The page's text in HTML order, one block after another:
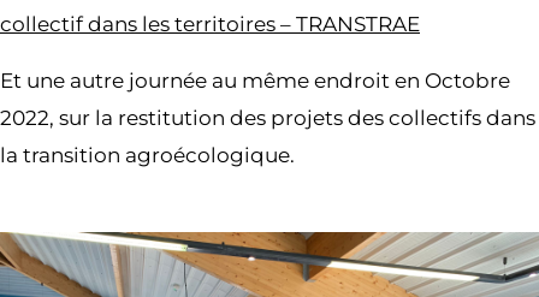
collectif dans les territoires – TRANSTRAE
Et une autre journée au même endroit en Octobre
2022, sur la restitution des projets des collectifs dans
la transition agroécologique.